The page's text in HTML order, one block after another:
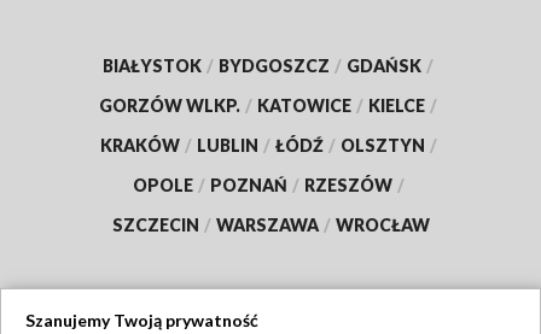
BIAŁYSTOK / BYDGOSZCZ / GDAŃSK /
GORZÓW WLKP. / KATOWICE / KIELCE /
KRAKÓW / LUBLIN / ŁÓDŹ / OLSZTYN /
OPOLE / POZNAŃ / RZESZÓW /
SZCZECIN / WARSZAWA / WROCŁAW
Szanujemy Twoją prywatność